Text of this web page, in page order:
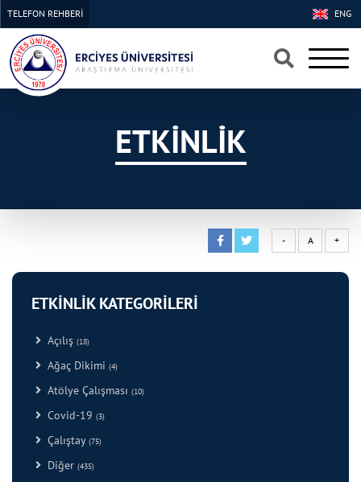
×
×
ENG
TELEFON REHBERİ
ETKİNLİK
- A +
ETKİNLİK KATEGORİLERİ
Açılış (18)
Ağaç Dikimi (4)
Atölye Çalışması (10)
Covid-19 (3)
Çalıştay (75)
Diğer (435)